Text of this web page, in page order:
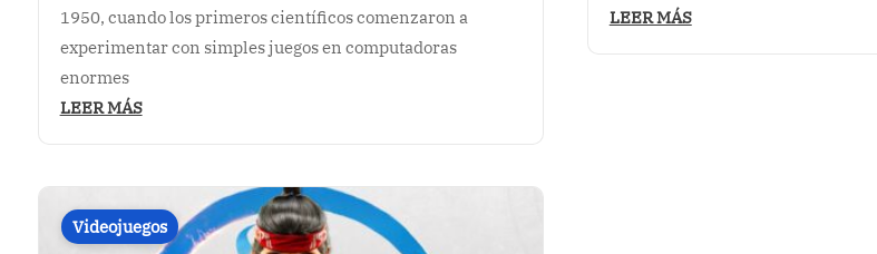
1950, cuando los primeros científicos comenzaron a
experimentar con simples juegos en computadoras
enormes
LEER MÁS
LEER MÁS